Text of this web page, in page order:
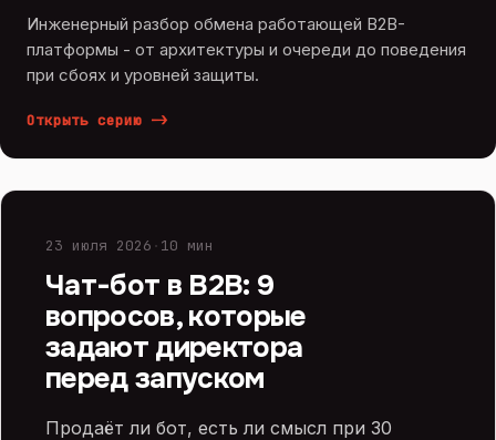
Инженерный разбор обмена работающей B2B-
платформы - от архитектуры и очереди до поведения
при сбоях и уровней защиты.
Открыть серию ->
23 июля 2026 · 10 мин
Чат-бот в B2B: 9
вопросов, которые
задают директора
перед запуском
Продаёт ли бот, есть ли смысл при 30